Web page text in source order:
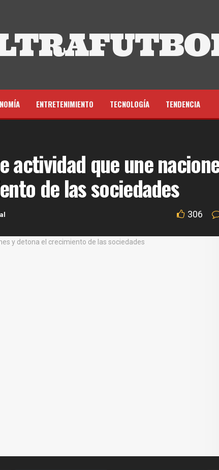
ENTRETENIMIENTO TECNOLOGÍA TENDENCIA
actividad que une
de las sociedades
306